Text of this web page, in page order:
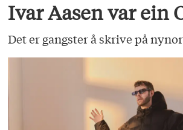
Ivar Aasen var ein
Det er gangster å skrive på